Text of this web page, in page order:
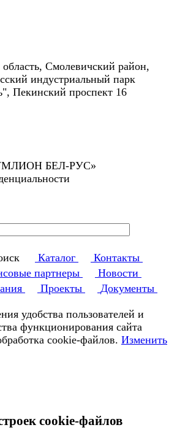
Смолевичский район,
индустриальный парк
Пекинский проспект 16
БЕЛ-РУС»
Каталог
Контакты
партнеры
Новости
Проекты
Документы
удобства пользователей и
функционирования сайта
сookiе-файлов. Изменить
cookie-файлов